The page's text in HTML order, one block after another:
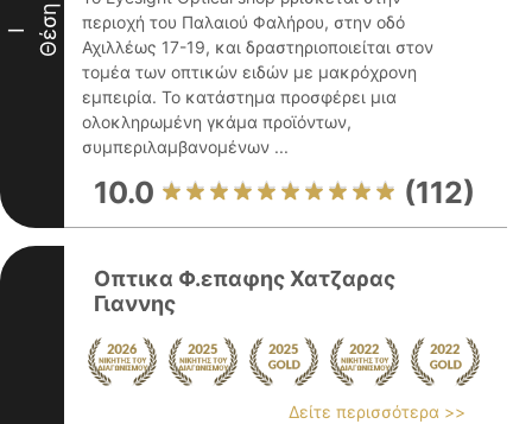
I Θέση
περιοχή του Παλαιού Φαλήρου, στην οδό
Αχιλλέως 17-19, και δραστηριοποιείται στον
τομέα των οπτικών ειδών με μακρόχρονη
εμπειρία. Το κατάστημα προσφέρει μια
ολοκληρωμένη γκάμα προϊόντων,
συμπεριλαμβανομένων ...
10.0 (112)
Οπτικα Φ.επαφης Χατζαρας
Γιαννης
Δείτε περισσότερα >>